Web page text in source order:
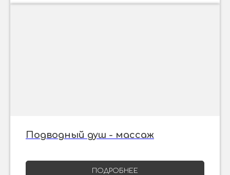
Подводный душ - массаж
ПОДРОБНЕЕ